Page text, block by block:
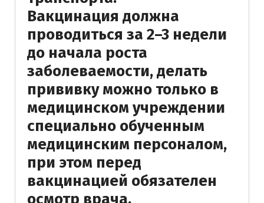
Вакцинация должна
проводиться за 2–3 недели
до начала роста
заболеваемости, делать
прививку можно только в
медицинском учреждении
специально обученным
медицинским персоналом,
при этом перед
вакцинацией обязателен
осмотр врача.